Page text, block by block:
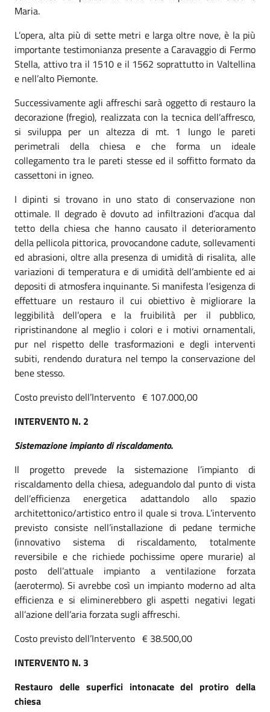
Maria.
L’opera, alta più di sette metri e larga oltre nove, è la più
importante testimonianza presente a Caravaggio di Fermo
Stella, attivo tra il 1510 e il 1562 soprattutto in Valtellina
e nell’alto Piemonte.
Successivamente agli affreschi sarà oggetto di restauro la
decorazione (fregio), realizzata con la tecnica dell’affresco,
si sviluppa per un altezza di mt. 1 lungo le pareti
perimetrali della chiesa e che forma un ideale
collegamento tra le pareti stesse ed il soffitto formato da
cassettoni in igneo.
I dipinti si trovano in uno stato di conservazione non
ottimale. Il degrado è dovuto ad infiltrazioni d’acqua dal
tetto della chiesa che hanno causato il deterioramento
della pellicola pittorica, provocandone cadute, sollevamenti
ed abrasioni, oltre alla presenza di umidità di risalita, alle
variazioni di temperatura e di umidità dell’ambiente ed ai
depositi di atmosfera inquinante. Si manifesta l’esigenza di
effettuare un restauro il cui obiettivo è migliorare la
leggibilità dell’opera e la fruibilità per il pubblico,
ripristinandone al meglio i colori e i motivi ornamentali,
pur nel rispetto delle trasformazioni e degli interventi
subiti, rendendo duratura nel tempo la conservazione del
bene stesso.
Costo previsto dell’Intervento € 107.000,00
INTERVENTO N. 2
Sistemazione impianto di riscaldamento.
Il progetto prevede la sistemazione l’impianto di
riscaldamento della chiesa, adeguandolo dal punto di vista
dell’efficienza energetica adattandolo allo spazio
architettonico/artistico entro il quale si trova. L’intervento
previsto consiste nell’installazione di pedane termiche
(innovativo sistema di riscaldamento, totalmente
reversibile e che richiede pochissime opere murarie) al
posto dell’attuale impianto a ventilazione forzata
(aerotermo). Si avrebbe così un impianto moderno ad alta
efficienza e si eliminerebbero gli aspetti negativi legati
all’azione dell’aria forzata sugli affreschi.
Costo previsto dell’Intervento € 38.500,00
INTERVENTO N. 3
Restauro delle superfici intonacate del protiro della
chiesa